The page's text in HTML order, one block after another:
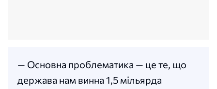
— Основна проблематика — це те, що
держава нам винна 1,5 мільярда